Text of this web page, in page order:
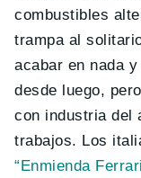
combustibles
trampa al
acabar en nada
desde luego,
con industria del
trabajos. Los
“Enmienda